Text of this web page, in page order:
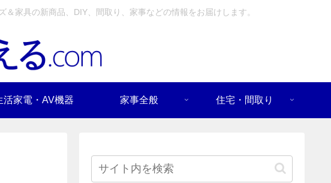
家具の新商品、DIY、間取り、家事などの情報をお届けします。
活家電・AV機器 家事全般 住宅・間取り